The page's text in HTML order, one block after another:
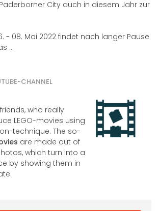
City auch in diesem Jahr zur
- 08. Mai 2022 findet nach langer Pause
...
CHANNEL
who really
LEGO-movies using
technique. The so-
are made out of
which turn into a
by showing them in